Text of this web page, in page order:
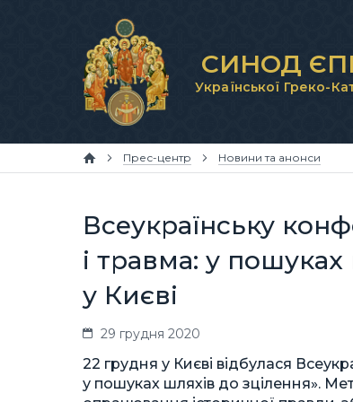
СИНОД
Української Греко-
Прес-центр Новини та анонси
Всеукраїнську
і травма: у
у Києві
29 грудня 2020
22 грудня у Києві відбулася
у пошуках шляхів до зцілення».